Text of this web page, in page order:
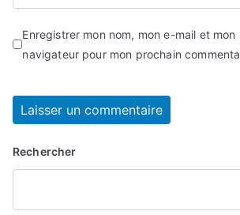
Enregistrer mon nom, mon e-mail et mon
navigateur pour mon prochain
Rechercher